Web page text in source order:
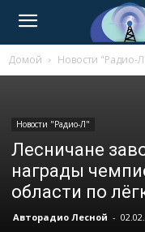
Домой Новости "Радио-
Новости "Радио-Л"
Лесничане
награды
области по
Авторадио Лесной -